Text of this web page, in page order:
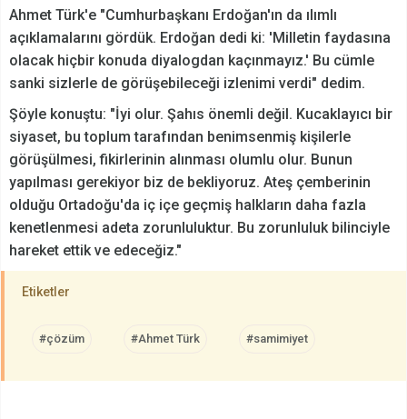
Ahmet Türk'e "Cumhurbaşkanı Erdoğan'ın da ılımlı
açıklamalarını gördük. Erdoğan dedi ki: 'Milletin faydasına
olacak hiçbir konuda diyalogdan kaçınmayız.' Bu cümle
sanki sizlerle de görüşebileceği izlenimi verdi" dedim.
Şöyle konuştu: "İyi olur. Şahıs önemli değil. Kucaklayıcı bir
siyaset, bu toplum tarafından benimsenmiş kişilerle
görüşülmesi, fikirlerinin alınması olumlu olur. Bunun
yapılması gerekiyor biz de bekliyoruz. Ateş çemberinin
olduğu Ortadoğu'da iç içe geçmiş halkların daha fazla
kenetlenmesi adeta zorunluluktur. Bu zorunluluk bilinciyle
hareket ettik ve edeceğiz."
Etiketler
#çözüm #Ahmet Türk #samimiyet